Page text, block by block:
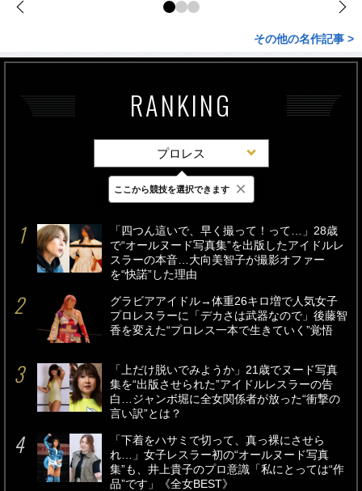
その他の名作記事 >
RANKING
プロレス
最新 24時間 週間
「四つん這いで、早く撮って！って…」28歳
で“オールヌード写真集”を出版したアイドルレ
スラーの本音…大向美智子が撮影オファー
を“快諾”した理由
グラビアアイドル→体重26キロ増で人気女子
プロレスラーに「デカさは武器なので」後藤智
香を変えた“プロレス一本で生きていく”覚悟
「上だけ脱いでみようか」21歳でヌード写真
集を“出版させられた”アイドルレスラーの告
白…ジャンボ堀に全女関係者が放った“衝撃の
言い訳”とは？
「下着をハサミで切って、真っ裸にさせら
れ…」女子レスラー初の“オールヌード写真
集”も、井上貴子のプロ意識「私にとっては“作
品”です」《全女BEST》
ここから競技を選択できます ×